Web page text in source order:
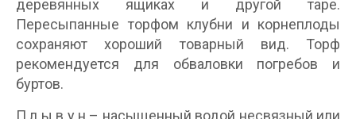
деревянных ящиках и другой таре.
Пересыпанные торфом клубни и корнеплоды
сохраняют хороший товарный вид. Торф
рекомендуется для обваловки погребов и
буртов.
П л ы в у н – насыщенный водой несвязный или